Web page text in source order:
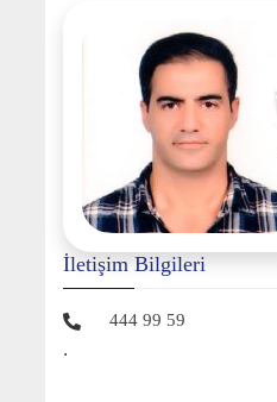
İletişim Bilgileri
444 99 59
.